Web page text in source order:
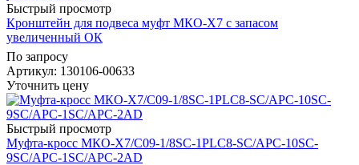
Быстрый просмотр
Кронштейн для подвеса муфт МКО-Х7 с запасом
увеличенный ОК
По запросу
Артикул: 130106-00633
Уточнить цену
Быстрый просмотр
Муфта-кросс МКО-Х7/С09-1/8SC-1PLC8-SC/APC-10SC-
9SC/APC-1SC/APC-2AD